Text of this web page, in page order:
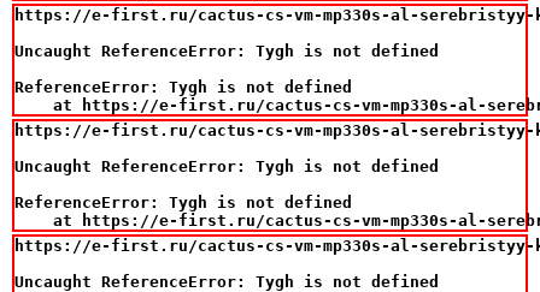
https://e-first.ru/cactus-cs-vm-mp330s-al-serebristyy-
Uncaught ReferenceError: Tygh is not defined
ReferenceError: Tygh is not defined
at https://e-first.ru/cactus-cs-vm-mp330s-al-
https://e-first.ru/cactus-cs-vm-mp330s-al-serebristyy-
Uncaught ReferenceError: Tygh is not defined
ReferenceError: Tygh is not defined
at https://e-first.ru/cactus-cs-vm-mp330s-al-
https://e-first.ru/cactus-cs-vm-mp330s-al-serebristyy-
Uncaught ReferenceError: Tygh is not defined